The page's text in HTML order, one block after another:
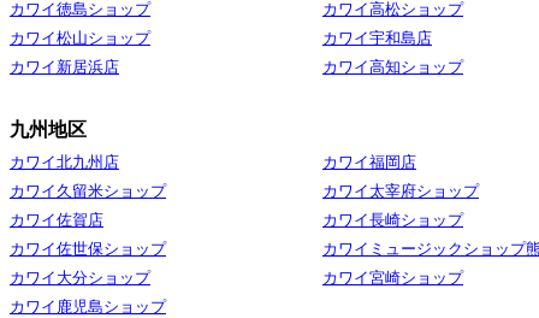
カワイ徳島ショップ
カワイ高松ショップ
カワイ松山ショップ
カワイ宇和島店
カワイ新居浜店
カワイ高知ショップ
九州地区
カワイ北九州店
カワイ福岡店
カワイ久留米ショップ
カワイ太宰府ショップ
カワイ佐賀店
カワイ長崎ショップ
カワイ佐世保ショップ
カワイミュージックショップ
カワイ大分ショップ
カワイ宮崎ショップ
カワイ鹿児島ショップ